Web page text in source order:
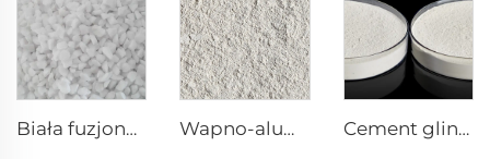
Biała fuzjonowana alumina Wapno-aluminiowy cement ogniotrwały CA70 CA80 do mieszanek ogniotrwających Cement glinokwasowy DK-80